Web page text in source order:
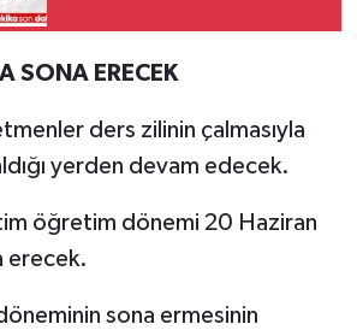
SONA ERECEK
ders zilinin çalmasıyla
yerden devam edecek.
öğretim dönemi 20 Haziran
erecek.
sona ermesinin